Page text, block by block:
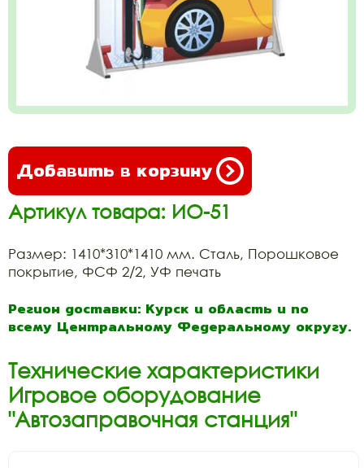
Добавить в корзину
Артикул товара: ИО-51
Размер: 1410*310*1410 мм. Сталь, Порошковое
покрытие, ФСФ 2/2, УФ печать
Регион доставки: Курск и область и по
всему Центральному Федеральному округу.
Технические характеристики
Игровое оборудование
"Автозаправочная станция"